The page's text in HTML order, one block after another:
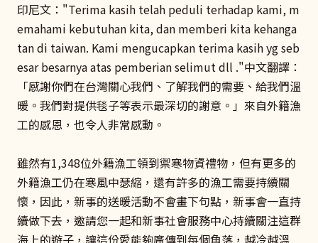
印尼文："Terima kasih telah peduli terhadap kami, m
emahami kebutuhan kita, dan memberi kita kehanga
tan di taiwan. Kami mengucapkan terima kasih yg seb
esar besarnya atas pemberian selimut dll ."中文翻譯：
「感謝你們在台灣關心我們、了解我們的需要、給我們溫
暖。我們對提供毯子等表示最深切的謝意。」來自外籍漁
工的感恩，也令人非常感動。
雖然有1,348位外籍漁工領到禦寒物資禮物，但有更多的
外籍漁工仍在寒風中瑟縮，還有許多的漁工需要持續關
懷，因此，新事的送暖活動不會畫下句點，新事會一直持
續做下去，邀請您一起和新事社會服務中心持續關注這群
海上的遊子，讓這份愛能夠廣傳到每個角落，越冷越溫